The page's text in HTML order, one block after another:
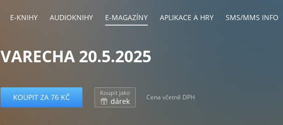
E-KNIHY AUDIOKNIHY E-MAGAZÍNY APLIKACE A HRY SMS/MMS INFO
VARECHA 20.5.2025
KOUPIT ZA 76 KČ Koupit jako
dárek Cena včetně DPH